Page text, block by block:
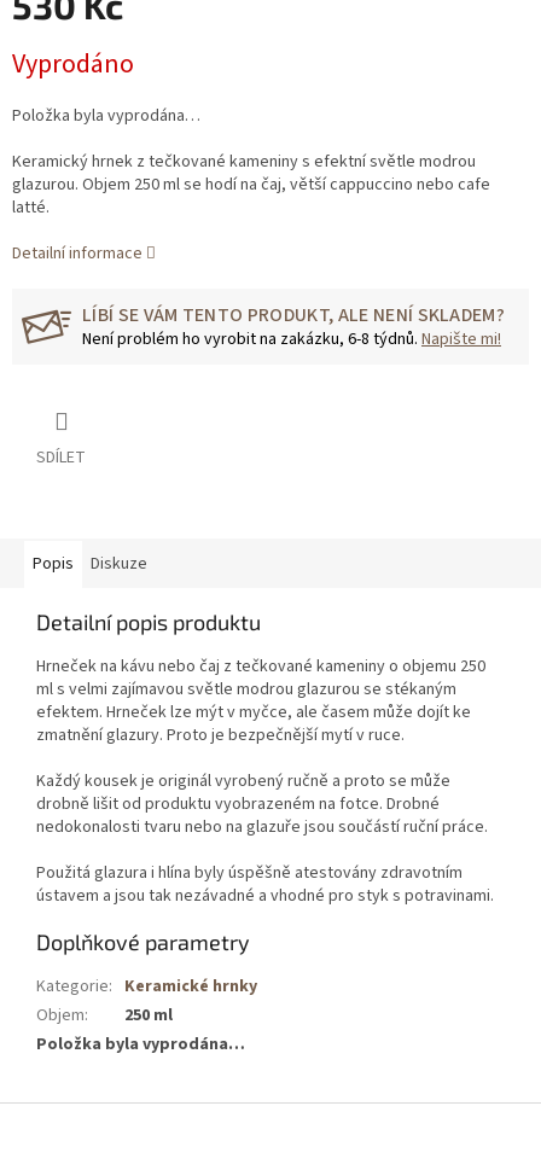
cena:
Vyprodáno
Položka byla vyprodána…
Keramický hrnek z tečkované kameniny s efektní světle modrou
glazurou. Objem 250 ml se hodí na čaj, větší cappuccino nebo cafe
latté.
Detailní informace
LÍBÍ SE VÁM TENTO PRODUKT, ALE NENÍ SKLADEM?
Není problém ho vyrobit na zakázku, 6-8 týdnů. Napište mi!
SDÍLET
Popis Diskuze
Detailní popis produktu
Hrneček na kávu nebo čaj z tečkované kameniny o objemu 250
ml s velmi zajímavou světle modrou glazurou se stékaným
efektem. Hrneček lze mýt v myčce, ale časem může dojít ke
zmatnění glazury. Proto je bezpečnější mytí v ruce.
Každý kousek je originál vyrobený ručně a proto se může
drobně lišit od produktu vyobrazeném na fotce. Drobné
nedokonalosti tvaru nebo na glazuře jsou součástí ruční práce.
Použitá glazura i hlína byly úspěšně atestovány zdravotním
ústavem a jsou tak nezávadné a vhodné pro styk s potravinami.
Doplňkové parametry
Kategorie: Keramické hrnky
Objem:
250 ml
Položka byla vyprodána…